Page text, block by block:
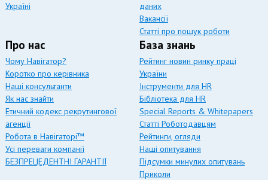
Україні
даних
Вакансії
Статті про пошук роботи
Про нас
Чому Навігатор?
Коротко про керівника
Наші консультанти
Як нас знайти
Етичний кодекс рекрутингової
агенції
Робота в Навігаторі™
Усі переваги компанії
БЕЗПРЕЦЕДЕНТНІ ГАРАНТІЇ
База знань
Рейтинг новин ринку праці
України
Інструменти для HR
Бібліотека для HR
Special Reports & Whitepapers
Статті Роботодавцям
Рейтинги, огляди
Наші опитування
Підсумки минулих опитувань
Приколи